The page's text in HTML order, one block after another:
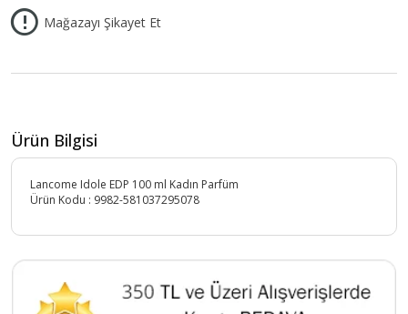
Mağazayı Şikayet Et
Ürün Bilgisi
Lancome Idole EDP 100 ml Kadın Parfüm
Ürün Kodu : 9982-581037295078